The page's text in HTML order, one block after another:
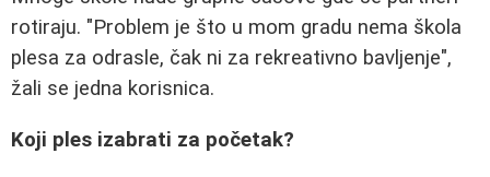
rotiraju. "Problem je što u mom gradu nema škola
plesa za odrasle, čak ni za rekreativno bavljenje",
žali se jedna korisnica.
Koji ples izabrati za početak?